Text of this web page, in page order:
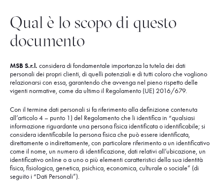
Qual è lo scopo di questo
documento
MSB S.r.l. considera di fondamentale importanza la tutela dei dati
personali dei propri clienti, di quelli potenziali e di tutti coloro che vogliono
relazionarsi con essa, garantendo che avvenga nel pieno rispetto delle
vigenti normative, come da ultimo il Regolamento (UE) 2016/679.
Con il termine dati personali si fa riferimento alla definizione contenuta
all’articolo 4 – punto 1) del Regolamento che li identifica in “qualsiasi
informazione riguardante una persona fisica identificata o identificabile; si
considera identificabile la persona fisica che può essere identificata,
direttamente o indirettamente, con particolare riferimento a un identificativo
come il nome, un numero di identificazione, dati relativi all’ubicazione, un
identificativo online o a uno o più elementi caratteristici della sua identità
fisica, fisiologica, genetica, psichica, economica, culturale o sociale” (di
seguito i “Dati Personali”).